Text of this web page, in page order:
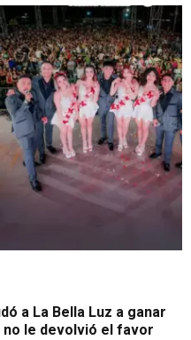
a La Bella Luz a ganar
no le devolvió el favor